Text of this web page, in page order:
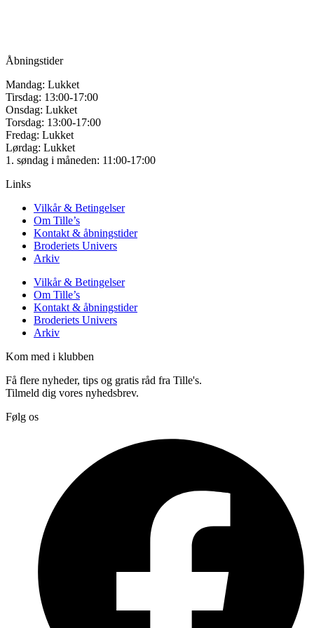
Åbningstider
Mandag: Lukket
Tirsdag: 13:00-17:00
Onsdag: Lukket
Torsdag: 13:00-17:00
Fredag: Lukket
Lørdag: Lukket
1. søndag i måneden: 11:00-17:00
Links
Vilkår & Betingelser
Om Tille’s
Kontakt & åbningstider
Broderiets Univers
Arkiv
Vilkår & Betingelser
Om Tille’s
Kontakt & åbningstider
Broderiets Univers
Arkiv
Kom med i klubben
Få flere nyheder, tips og gratis råd fra Tille's.
Tilmeld dig vores nyhedsbrev.
Følg os